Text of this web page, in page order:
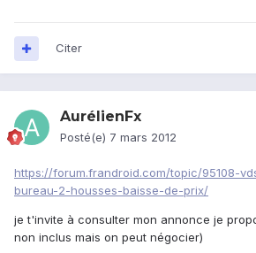
Citer
AurélienFx
Posté(e) 7 mars 2012
https://forum.frandroid.com/topic/95108-
bureau-2-housses-baisse-de-prix/
je t'invite à consulter mon annonce je
non inclus mais on peut négocier)